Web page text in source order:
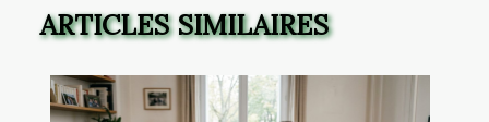
ARTICLES SIMILAIRES